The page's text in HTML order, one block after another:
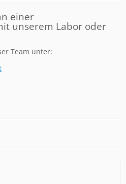
einer
unserem Labor oder
Team unter: